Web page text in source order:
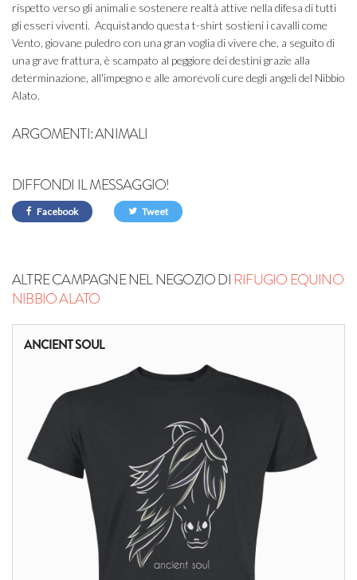
rispetto verso gli animali e sostenere realtà attive nella difesa di tutti
gli esseri viventi. Acquistando questa t-shirt sostieni i cavalli come
Vento, giovane puledro con una gran voglia di vivere che, a seguito di
una grave frattura, è scampato al peggiore dei destini grazie alla
determinazione, all'impegno e alle amorevoli cure degli angeli del Nibbio
Alato.
ARGOMENTI:ANIMALI
DIFFONDI IL MESSAGGIO!
Facebook Tweet
ALTRE CAMPAGNE NEL NEGOZIO DIRIFUGIO EQUINO
NIBBIO ALATO
ANCIENT SOUL